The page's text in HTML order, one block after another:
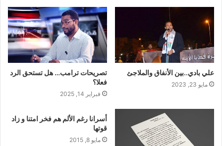
علي بادي..بين الأنفاق والملاجئ
مايو 23, 2023
تصريحات ترامب… هل تستحق الرد
فعلا؟
فبراير 14, 2025
أسرانا رغم الألم هم فخر امتنا و زاد
قوتها
مايو 8, 2015